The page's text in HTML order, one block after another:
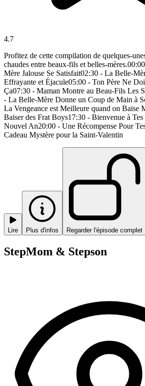
4.7
Profitez de cette compilation de quelques-
chaudes entre beaux-fils et belles-
Mère Jalouse Se Satisfait02:30 - La Belle-
Effrayante et Éjacule05:00 - Ton Père Ne
Ça07:30 - Maman Montre au Beau-Fils Les
- La Belle-Mère Donne un Coup de Main à
La Vengeance est Meilleure quand on Baise
Baiser des Frat Boys17:30 - Bienvenue à
Nouvel An20:00 - Une Récompense Pour
Cadeau Mystère pour la Saint-Valentin
Lire Plus d'infos Regarder l'épisode complet
StepMom & Stepson